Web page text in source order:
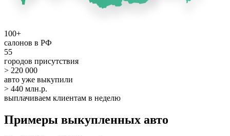
100+
салонов в РФ
55
городов присутствия
> 220 000
авто уже выкупили
> 440 млн.р.
выплачиваем клиентам в неделю
Примеры выкупленных авто